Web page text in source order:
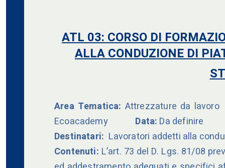
ATL 03: CORSO DI
ALLA CONDUZIONE DI
Area Tematica: Attrezzature da lavoro
EcoacademyData: Da definire
Destinatari: Lavoratori addetti alla
Contenuti: L’art. 73 del D. Lgs. 81/08